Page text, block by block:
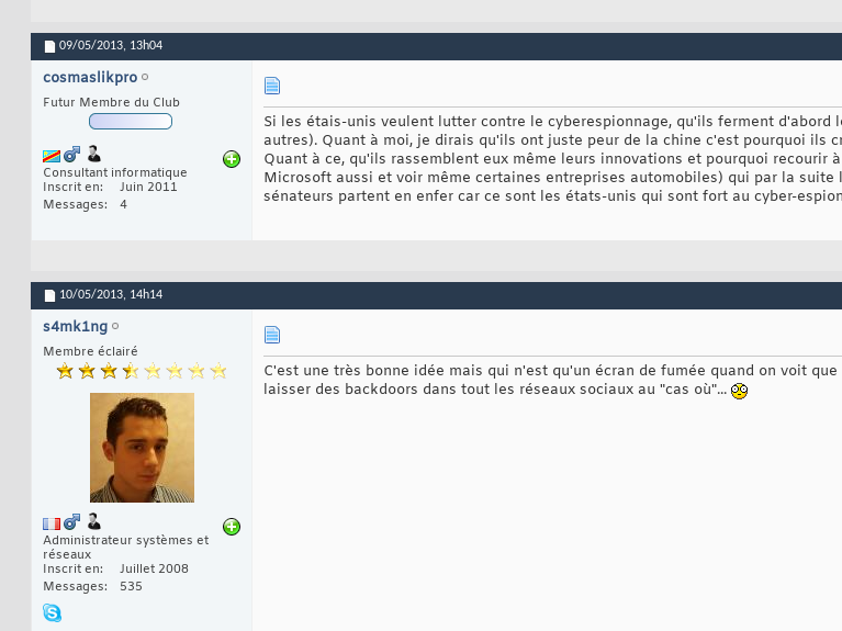
09/05/2013, 13h04
cosmaslikpro
Futur Membre du Club
Consultant informatique
Inscrit en
Juin 2011
Messages
4
Si les étais-unis veulent lutter contre le cyberespionnage, qu'ils ferment d'abord
autres). Quant à moi, je dirais qu'ils ont juste peur de la chine c'est pourquoi ils
Quant à ce, qu'ils rassemblent eux même leurs innovations et pourquoi recourir
Microsoft aussi et voir même certaines entreprises automobiles) qui par la suite
sénateurs partent en enfer car ce sont les états-unis qui sont fort au cyber-
10/05/2013, 14h14
s4mk1ng
Membre éclairé
Administrateur systèmes et
réseaux
Inscrit en
Juillet 2008
Messages
535
C'est une très bonne idée mais qui n'est qu'un écran de fumée quand on voit
laisser des backdoors dans tout les réseaux sociaux au "cas où"...